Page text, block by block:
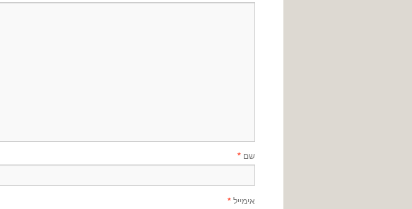
שם *
אימייל *